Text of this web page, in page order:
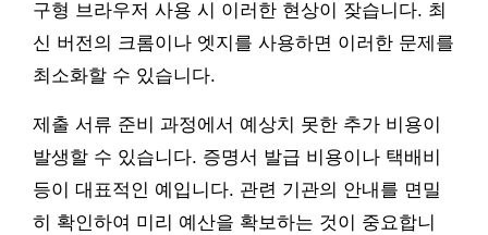
구형 브라우저 사용 시 이러한 현상이 잦습니다. 최
신 버전의 크롬이나 엣지를 사용하면 이러한 문제를
최소화할 수 있습니다.
제출 서류 준비 과정에서 예상치 못한 추가 비용이
발생할 수 있습니다. 증명서 발급 비용이나 택배비
등이 대표적인 예입니다. 관련 기관의 안내를 면밀
히 확인하여 미리 예산을 확보하는 것이 중요합니